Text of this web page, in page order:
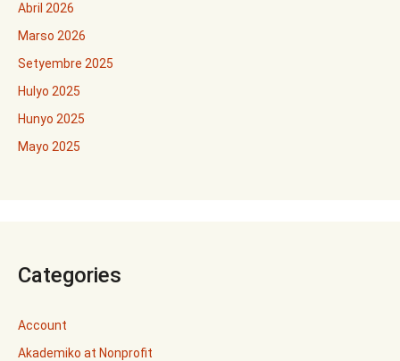
Abril 2026
Marso 2026
Setyembre 2025
Hulyo 2025
Hunyo 2025
Mayo 2025
Categories
Account
Akademiko at Nonprofit